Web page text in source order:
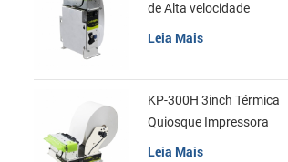
de Alta velocidade
Quiosque Impressora
Leia Mais
KP-300H 3inch Térmica
Quiosque Impressora
Módulo de
Leia Mais